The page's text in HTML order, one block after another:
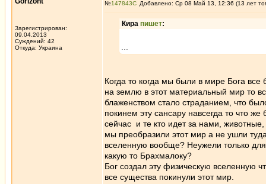
Зарегистрирован:
09.04.2013
Суждений: 42
Откуда: Украина
№147843 Добавлено: Ср 08 Май 13, 12:36 (13 лет
Кира пишет:
Когда то когда мы были в мире Бога
на землю в этот материальный мир то
блаженством стало страданием, что
покинем эту сансару навсегда то что
сейчас и те кто идет за нами,
мы преобразили этот мир а не ушли
вселенную вообще? Неужели только
какую то Брахмалоку?
Бог создал эту физическую вселенную
все cущества покинули этот мир.